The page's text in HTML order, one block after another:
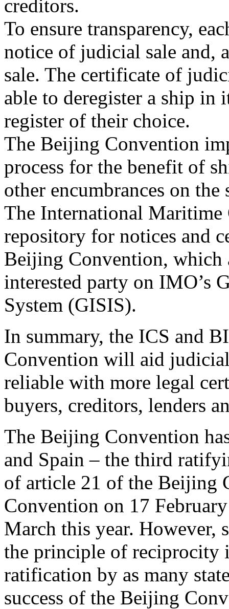
creditors.
To ensure transparency,
notice of judicial sale and,
sale. The certificate of
able to deregister a ship in
register of their choice.
The Beijing Convention
process for the benefit of
other encumbrances on the
The International Maritime
repository for notices and
Beijing Convention, which
interested party on IMO’s
System (GISIS).
In summary, the ICS and
Convention will aid
reliable with more legal
buyers, creditors, lenders
The Beijing Convention
and Spain – the third
of article 21 of the Beijing
Convention on 17
March this year. However,
the principle of reciprocity
ratification by as many
success of the Beijing